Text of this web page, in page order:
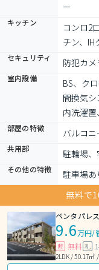
ー
キッチン
コンロ2
チン、IH
セキュリティ 防犯カメ
室内設備
BS、ク
間換気
内洗濯
部屋の特徴 バルコニ
共用部 駐輪場
その他の特徴
駐車場あ
無料で
ペンタパレス
9.6万円/
敷 無料 礼
2LDK / 50.17㎡